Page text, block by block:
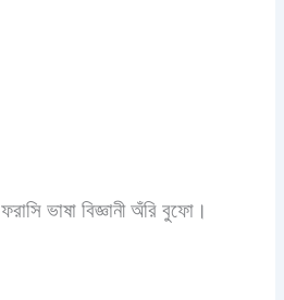
ফরাসি ভাষা বিজ্ঞানী অঁরি বুফো।